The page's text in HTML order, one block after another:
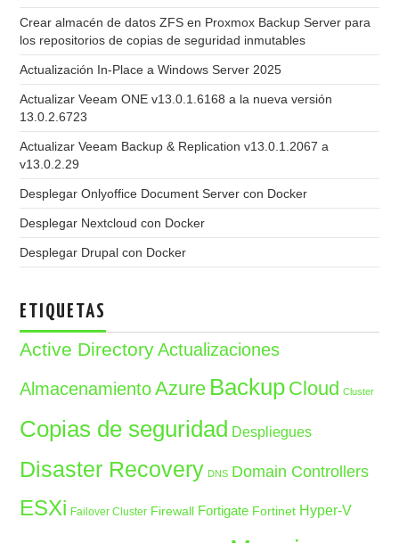
Crear almacén de datos ZFS en Proxmox Backup Server para
los repositorios de copias de seguridad inmutables
Actualización In-Place a Windows Server 2025
Actualizar Veeam ONE v13.0.1.6168 a la nueva versión
13.0.2.6723
Actualizar Veeam Backup & Replication v13.0.1.2067 a
v13.0.2.29
Desplegar Onlyoffice Document Server con Docker
Desplegar Nextcloud con Docker
Desplegar Drupal con Docker
ETIQUETAS
Active Directory Actualizaciones
Almacenamiento Azure Backup Cloud Cluster
Copias de seguridad Despliegues
Disaster Recovery DNS Domain Controllers
ESXi Failover Cluster Firewall Fortigate Fortinet Hyper-V